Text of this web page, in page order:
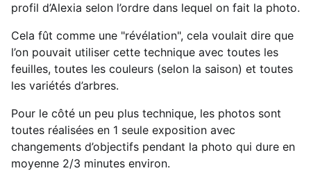
profil d’Alexia selon l’ordre dans lequel on fait la photo.
Cela fût comme une "révélation", cela voulait dire que
l’on pouvait utiliser cette technique avec toutes les
feuilles, toutes les couleurs (selon la saison) et toutes
les variétés d’arbres.
Pour le côté un peu plus technique, les photos sont
toutes réalisées en 1 seule exposition avec
changements d’objectifs pendant la photo qui dure en
moyenne 2/3 minutes environ.